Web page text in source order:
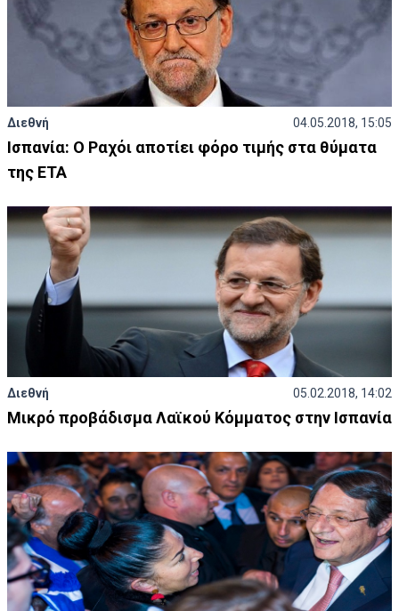
Διεθνή 04.05.2018, 15:05
Ισπανία: O Ραχόι αποτίει φόρο τιμής στα θύματα
της ΕΤΑ
Διεθνή 05.02.2018, 14:02
Μικρό προβάδισμα Λαϊκού Κόμματος στην Ισπανία